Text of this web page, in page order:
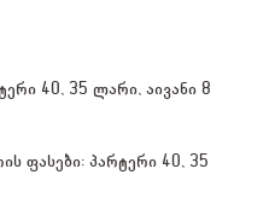
40, 35 ლარი, აივანი 8
ფასები: პარტერი 40, 35